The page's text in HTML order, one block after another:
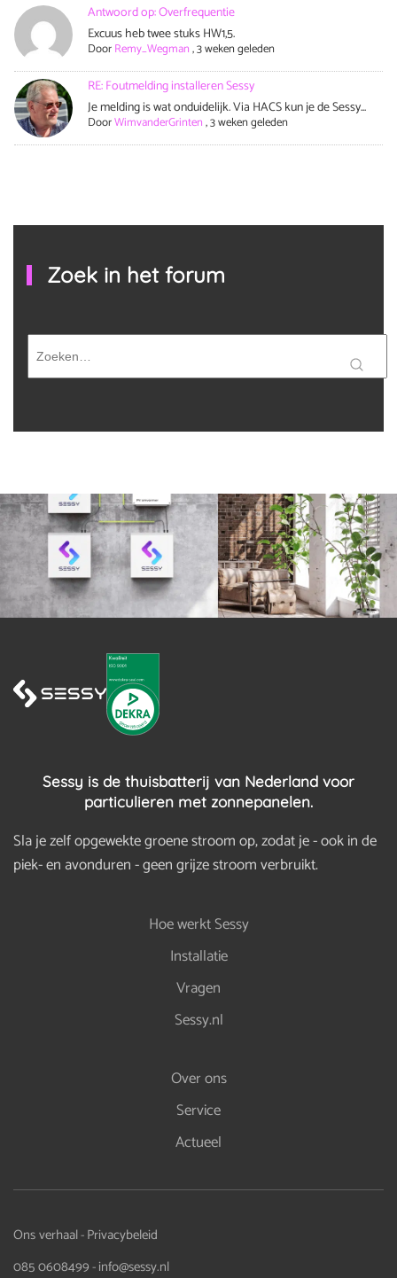
Antwoord op: Overfrequentie
Excuus heb twee stuks HW1,5.
DoorRemy_Wegman,3 weken geleden
RE: Foutmelding installeren Sessy
Je melding is wat onduidelijk. Via HACS kun je de Sessy...
DoorWimvanderGrinten,3 weken geleden
Zoek in het forum
Sessy is de thuisbatterij van Nederland voor
particulieren met zonnepanelen.
Sla je zelf opgewekte groene stroom op, zodat je - ook in de
piek- en avonduren - geen grijze stroom verbruikt.
Hoe werkt Sessy
Installatie
Vragen
Sessy.nl
Over ons
Service
Actueel
Ons verhaal-Privacybeleid
085 0608499-info@sessy.nl